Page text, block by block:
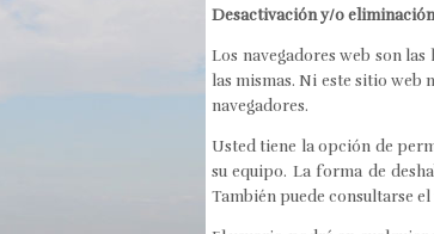
Desactivación y/o
Los navegadores web son
las mismas. Ni este sitio web
navegadores.
Usted tiene la opción de
su equipo. La forma de
También puede consultarse